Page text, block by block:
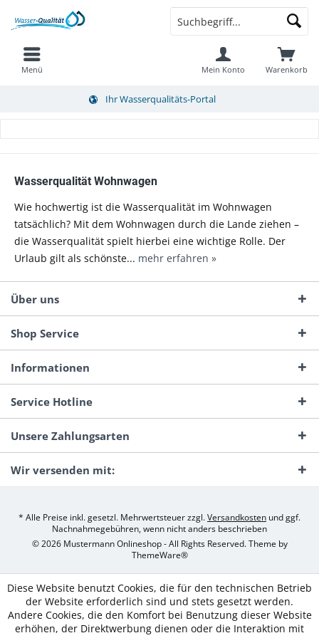
Menü Warenkorb
Mein Konto
Ihr Wasserqualitäts-Portal
Wasserqualität Wohnwagen
Wie hochwertig ist die Wasserqualität im Wohnwagen
tatsächlich? Mit dem Wohnwagen durch die Lande ziehen –
die Wasserqualität spielt hierbei eine wichtige Rolle. Der
Urlaub gilt als schönste... mehr erfahren »
Über uns
Shop Service
Informationen
Service Hotline
Unsere Zahlungsarten
Wir versenden mit:
* Alle Preise inkl. gesetzl. Mehrwertsteuer zzgl.Versandkosten und ggf.
Nachnahmegebühren, wenn nicht anders beschrieben
© 2026 Mustermann Onlineshop - All Rights Reserved. Theme by
ThemeWare®
Diese Website benutzt Cookies, die für den technischen Betrieb
der Website erforderlich sind und stets gesetzt werden.
Andere Cookies, die den Komfort bei Benutzung dieser Website
erhöhen, der Direktwerbung dienen oder die Interaktion mit